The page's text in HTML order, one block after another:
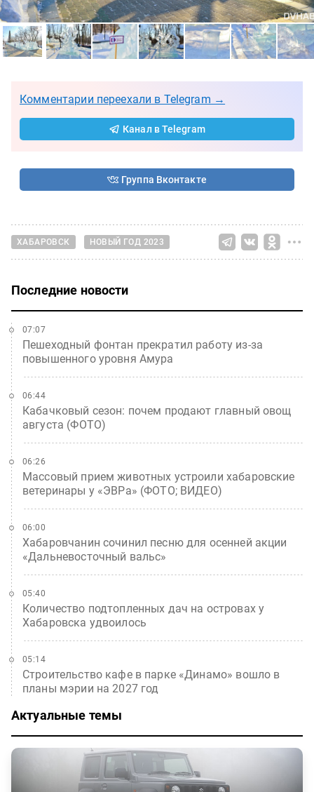
Комментарии переехали в Telegram →
Канал в Telegram
Группа Вконтакте
ХАБАРОВСК НОВЫЙ ГОД 2023
Последние новости
Пешеходный фонтан прекратил работу из-за
повышенного уровня Амура
07:07
Кабачковый сезон: почем продают главный овощ
августа (ФОТО)
06:44
Массовый прием животных устроили хабаровские
ветеринары у «ЭВРа» (ФОТО; ВИДЕО)
06:26
Хабаровчанин сочинил песню для осенней акции
«Дальневосточный вальс»
06:00
Количество подтопленных дач на островах у
Хабаровска удвоилось
05:40
Строительство кафе в парке «Динамо» вошло в
планы мэрии на 2027 год
05:14
Актуальные темы